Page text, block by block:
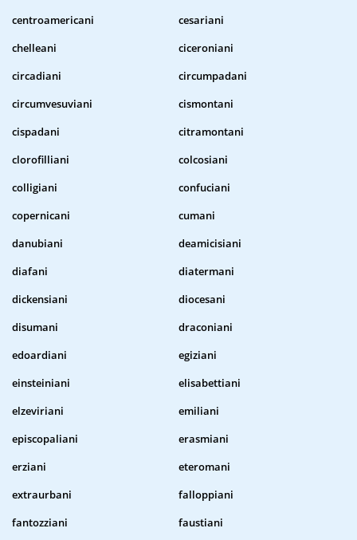
centroamericani
cesariani
chelleani
ciceroniani
circadiani
circumpadani
circumvesuviani
cismontani
cispadani
citramontani
clorofilliani
colcosiani
colligiani
confuciani
copernicani
cumani
danubiani
deamicisiani
diafani
diatermani
dickensiani
diocesani
disumani
draconiani
edoardiani
egiziani
einsteiniani
elisabettiani
elzeviriani
emiliani
episcopaliani
erasmiani
erziani
eteromani
extraurbani
falloppiani
fantozziani
faustiani